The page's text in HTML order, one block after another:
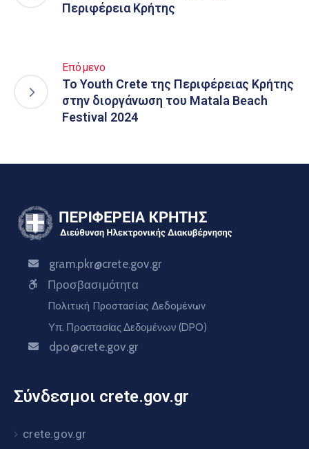
Περιφέρεια Κρήτης
Επόμενο
To Youth Crete της Περιφέρειας Κρήτης
στην διοργάνωση του Matala Beach
Festival 2024
gram.pkr@crete.gov.gr
Προσβασιμότητα
Πολιτική Προστασίας Δεδομένων
Υπ. Προστασίας Δεδομένων (DPO)
dpo@crete.gov.gr
Σύνδεσμοι crete.gov.gr
crete.gov.gr